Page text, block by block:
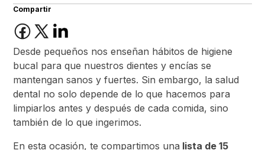
Compartir
Desde pequeños nos enseñan hábitos de higiene
bucal para que nuestros dientes y encías se
mantengan sanos y fuertes. Sin embargo, la salud
dental no solo depende de lo que hacemos para
limpiarlos antes y después de cada comida, sino
también de lo que ingerimos.
En esta ocasión, te compartimos una lista de 15